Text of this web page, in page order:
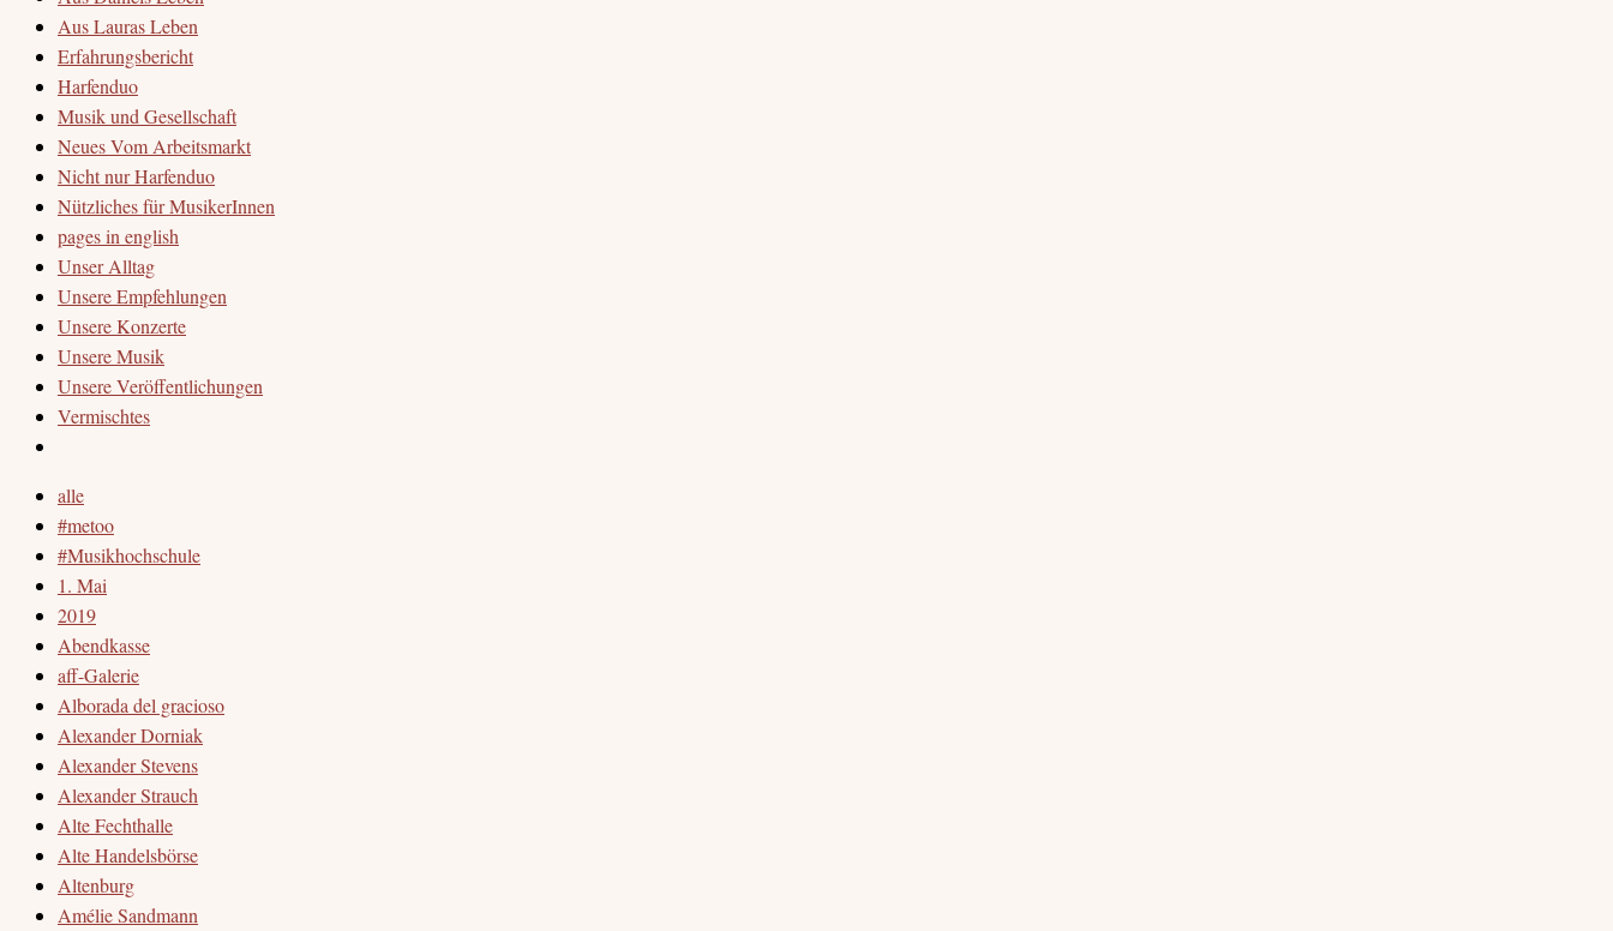
Aus Lauras Leben
Erfahrungsbericht
Harfenduo
Musik und Gesellschaft
Neues Vom Arbeitsmarkt
Nicht nur Harfenduo
Nützliches für MusikerInnen
pages in english
Unser Alltag
Unsere Empfehlungen
Unsere Konzerte
Unsere Musik
Unsere Veröffentlichungen
Vermischtes
alle
#metoo
#Musikhochschule
1. Mai
2019
Abendkasse
aff-Galerie
Alborada del gracioso
Alexander Dorniak
Alexander Stevens
Alexander Strauch
Alte Fechthalle
Alte Handelsbörse
Altenburg
Amélie Sandmann